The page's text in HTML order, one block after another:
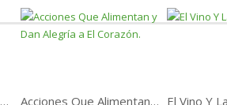
En que dedicas tu preocupación ? Acciones Que Alimentan y Dan Alegría a El Corazón. El Vino Y